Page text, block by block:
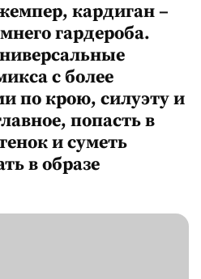
кардиган –
гардероба.
с более
по крою, силуэту и
попасть в
и суметь
в образе